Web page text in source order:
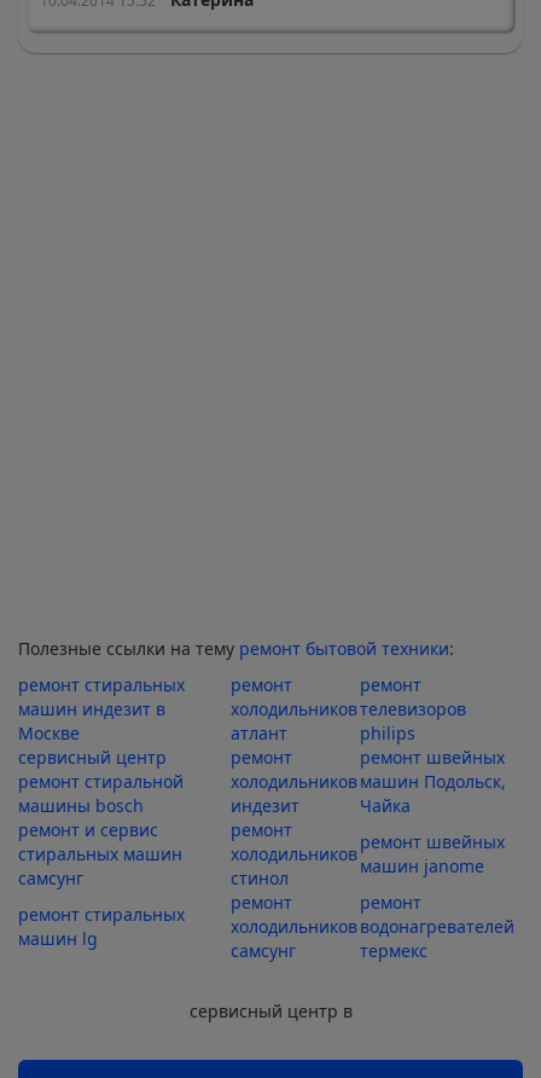
Полезные ссылки на тему ремонт бытовой техники:
ремонт стиральных
машин индезит в
Москве
ремонт
холодильников
атлант
ремонт
телевизоров
philips
сервисный центр
ремонт стиральной
машины bosch
ремонт
холодильников
индезит
ремонт швейных
машин Подольск,
Чайка
ремонт и сервис
стиральных машин
самсунг
ремонт
холодильников
стинол
ремонт швейных
машин janome
ремонт стиральных
машин lg
ремонт
холодильников
самсунг
ремонт
водонагревателей
термекс
сервисный центр в